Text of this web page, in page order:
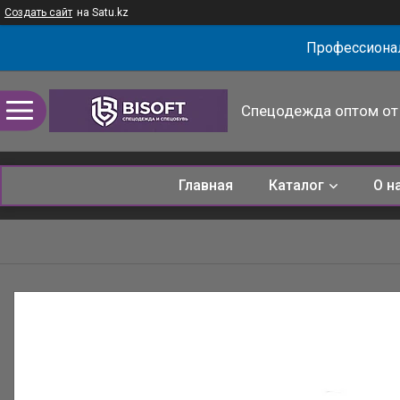
Создать сайт на Satu.kz
Спецодежда оптом
Главная Каталог О